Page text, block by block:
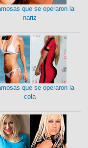
que se operaron la
nariz
que se operaron la
cola